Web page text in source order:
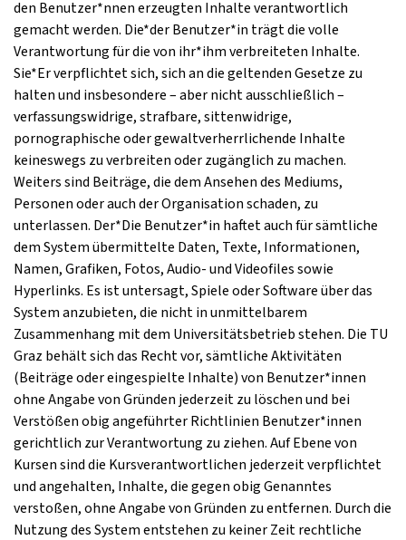
den Benutzer*nnen erzeugten Inhalte verantwortlich
gemacht werden. Die*der Benutzer*in trägt die volle
Verantwortung für die von ihr*ihm verbreiteten Inhalte.
Sie*Er verpflichtet sich, sich an die geltenden Gesetze zu
halten und insbesondere – aber nicht ausschließlich –
verfassungswidrige, strafbare, sittenwidrige,
pornographische oder gewaltverherrlichende Inhalte
keineswegs zu verbreiten oder zugänglich zu machen.
Weiters sind Beiträge, die dem Ansehen des Mediums,
Personen oder auch der Organisation schaden, zu
unterlassen. Der*Die Benutzer*in haftet auch für sämtliche
dem System übermittelte Daten, Texte, Informationen,
Namen, Grafiken, Fotos, Audio- und Videofiles sowie
Hyperlinks. Es ist untersagt, Spiele oder Software über das
System anzubieten, die nicht in unmittelbarem
Zusammenhang mit dem Universitätsbetrieb stehen. Die TU
Graz behält sich das Recht vor, sämtliche Aktivitäten
(Beiträge oder eingespielte Inhalte) von Benutzer*innen
ohne Angabe von Gründen jederzeit zu löschen und bei
Verstößen obig angeführter Richtlinien Benutzer*innen
gerichtlich zur Verantwortung zu ziehen. Auf Ebene von
Kursen sind die Kursverantwortlichen jederzeit verpflichtet
und angehalten, Inhalte, die gegen obig Genanntes
verstoßen, ohne Angabe von Gründen zu entfernen. Durch die
Nutzung des System entstehen zu keiner Zeit rechtliche